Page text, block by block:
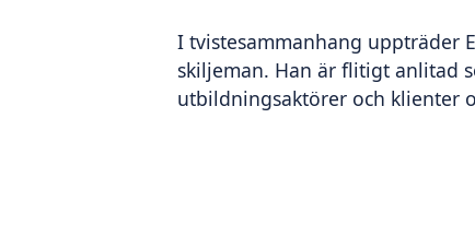
I tvistesammanhang uppträder
skiljeman. Han är flitigt anlitad
utbildningsaktörer och klienter